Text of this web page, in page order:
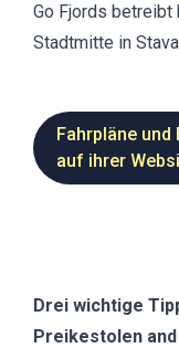
Go Fjords
Stadtmitte in
Fahrpläne
auf ihrer
Drei wichtige
Preikestolen